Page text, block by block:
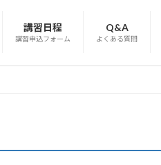
講習日程
講習申込フォーム
Q&A
よくある質問